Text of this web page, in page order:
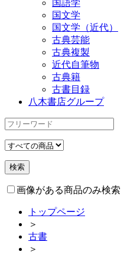
国語学
国文学
国文学（近代）
古典芸能
古典複製
近代自筆物
古典籍
古書目録
八木書店グループ
画像がある商品のみ検索
トップページ
＞
古書
＞